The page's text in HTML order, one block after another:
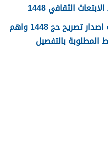
الثقافي 1448
طريقة اصدار تصريح حج 1448 واهم
المطلوبة بالتفصيل